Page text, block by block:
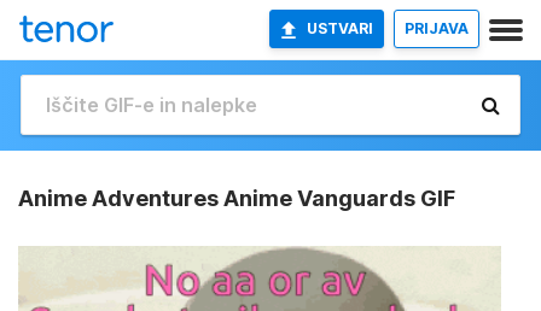
USTVARI PRIJAVA
Anime Adventures Anime Vanguards GIF